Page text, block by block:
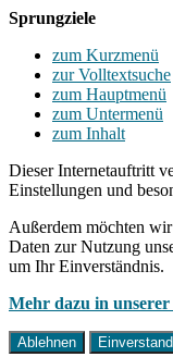
Sprungziele
zum Kurzmenü
zur Volltextsuche
zum Hauptmenü
zum Untermenü
zum Inhalt
Dieser Internetauftritt
Einstellungen und
Außerdem möchten
Daten zur Nutzung
um Ihr Einverständnis.
Mehr dazu in
Ablehnen